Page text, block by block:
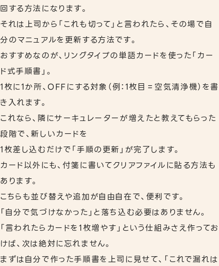
回する方法になります。
それは上司から「これも切って」と言われたら、その場で自
分のマニュアルを更新する方法です。
おすすめなのが、リングタイプの単語カードを使った「カー
ド式手順書」。
1枚に1か所、OFFにする対象（例：1枚目＝空気清浄機）を書
き入れます。
これなら、隣にサーキュレーターが増えたと教えてもらった
段階で、新しいカードを
1枚差し込むだけで「手順の更新」が完了します。
カード以外にも、付箋に書いてクリアファイルに貼る方法も
あります。
こちらも並び替えや追加が自由自在で、便利です。
「自分で気づけなかった」と落ち込む必要はありません。
「言われたらカードを1枚増やす」という仕組みさえ作ってお
けば、次は絶対に忘れません。
まずは自分で作った手順書を上司に見せて、「これで漏れは